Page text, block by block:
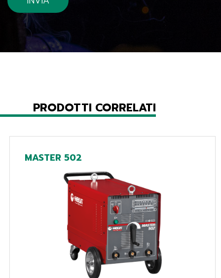
PRODOTTI CORRELATI
MASTER 502